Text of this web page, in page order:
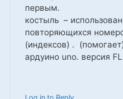
первым.
костыль –
повторяющихся
(индексов) .
ардуино uno. версия